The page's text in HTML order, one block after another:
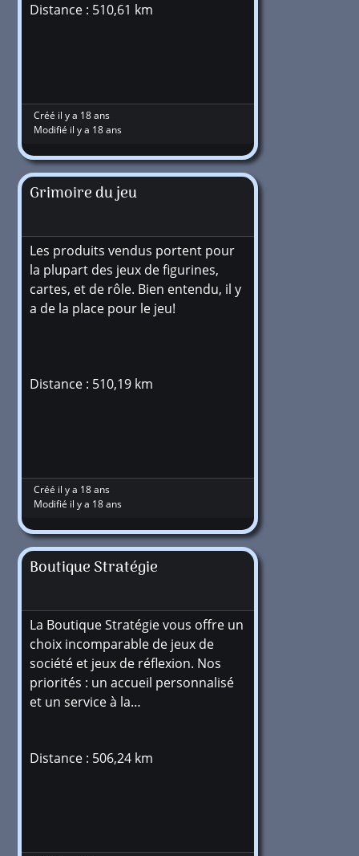
Distance : 510,61 km
Créé il y a 18 ans
Modifié il y a 18 ans
Grimoire du jeu
Les produits vendus portent pour
la plupart des jeux de figurines,
cartes, et de rôle. Bien entendu, il y
a de la place pour le jeu!
Distance : 510,19 km
Créé il y a 18 ans
Modifié il y a 18 ans
Boutique Stratégie
La Boutique Stratégie vous offre un
choix incomparable de jeux de
société et jeux de réflexion. Nos
priorités : un accueil personnalisé
et un service à la…
Distance : 506,24 km